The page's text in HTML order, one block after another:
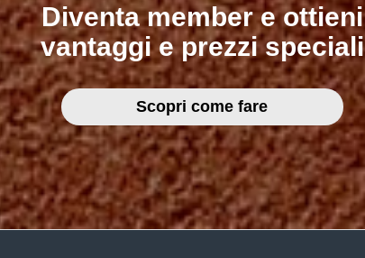
Diventa member e ottieni
vantaggi e prezzi speciali
Scopri come fare